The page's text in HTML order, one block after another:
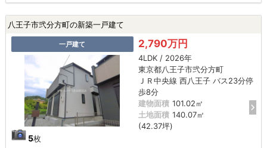
八王子市弐分方町の新築一戸建て
一戸建て
5枚
2,790万円
4LDK / 2026年
東京都八王子市弐分方町
ＪＲ中央線 西八王子 バス23分停
歩8分
建物面積 101.02㎡
土地面積 140.07㎡
(42.37坪)